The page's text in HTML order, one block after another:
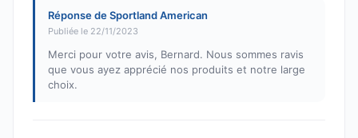
Réponse de Sportland American
Publiée le 22/11/2023
Merci pour votre avis, Bernard. Nous sommes ravis
que vous ayez apprécié nos produits et notre large
choix.